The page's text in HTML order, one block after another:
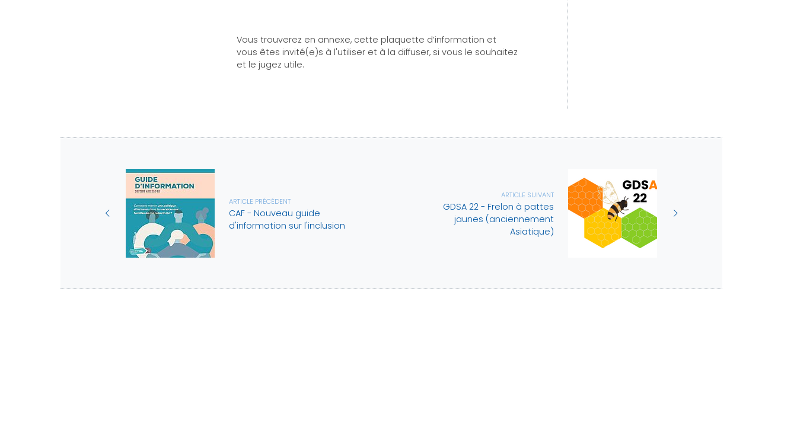
Vous trouverez en annexe, cette plaquette d’information et
vous êtes invité(e)s à l'utiliser et à la diffuser, si vous le souhaitez
et le jugez utile.
ARTICLE PRÉCÉDENT
CAF - Nouveau guide
d'information sur l'inclusion
ARTICLE SUIVANT
GDSA 22 - Frelon à pattes
jaunes (anciennement
Asiatique)